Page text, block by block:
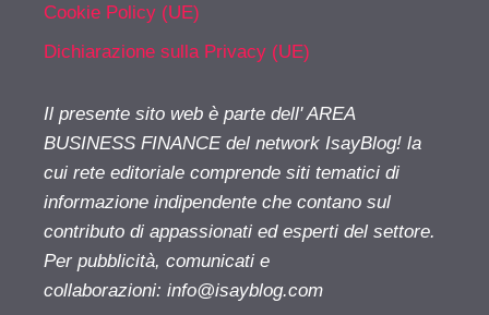
Cookie Policy (UE)
Dichiarazione sulla Privacy (UE)
Il presente sito web è parte dell' AREA
BUSINESS FINANCE del network IsayBlog! la
cui rete editoriale comprende siti tematici di
informazione indipendente che contano sul
contributo di appassionati ed esperti del settore.
Per pubblicità, comunicati e
collaborazioni: info@isayblog.com